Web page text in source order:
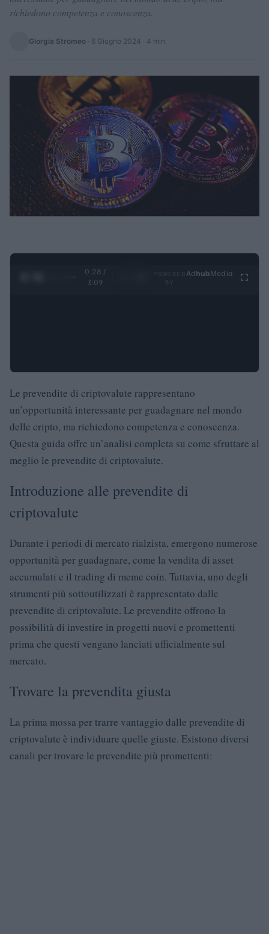
richiedono competenza e conoscenza.
Giorgia Stromeo · 6 Giugno 2024 · 4 min
0:29 /
3:09
Ad hubMedia
Le prevendite di criptovalute rappresentano
un’opportunità interessante per guadagnare nel mondo
delle cripto, ma richiedono competenza e conoscenza.
Questa guida offre un’analisi completa su come sfruttare al
meglio le prevendite di criptovalute.
Introduzione alle prevendite di
criptovalute
Durante i periodi di mercato rialzista, emergono numerose
opportunità per guadagnare, come la vendita di asset
accumulati e il trading di meme coin. Tuttavia, uno degli
strumenti più sottoutilizzati è rappresentato dalle
prevendite di criptovalute. Le prevendite offrono la
possibilità di investire in progetti nuovi e promettenti
prima che questi vengano lanciati ufficialmente sul
mercato.
Trovare la prevendita giusta
La prima mossa per trarre vantaggio dalle prevendite di
criptovalute è individuare quelle giuste. Esistono diversi
canali per trovare le prevendite più promettenti: